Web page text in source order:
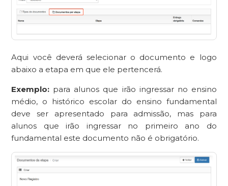
Aqui você deverá selecionar o documento e logo
abaixo a etapa em que ele pertencerá.
Exemplo: para alunos que irão ingressar no ensino
médio, o histórico escolar do ensino fundamental
deve ser apresentado para admissão, mas para
alunos que irão ingressar no primeiro ano do
fundamental este documento não é obrigatório.